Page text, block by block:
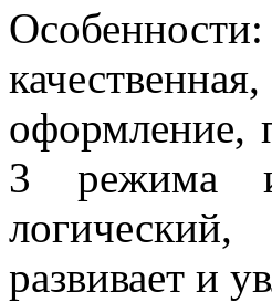
оформление,
3 режима
развивает и